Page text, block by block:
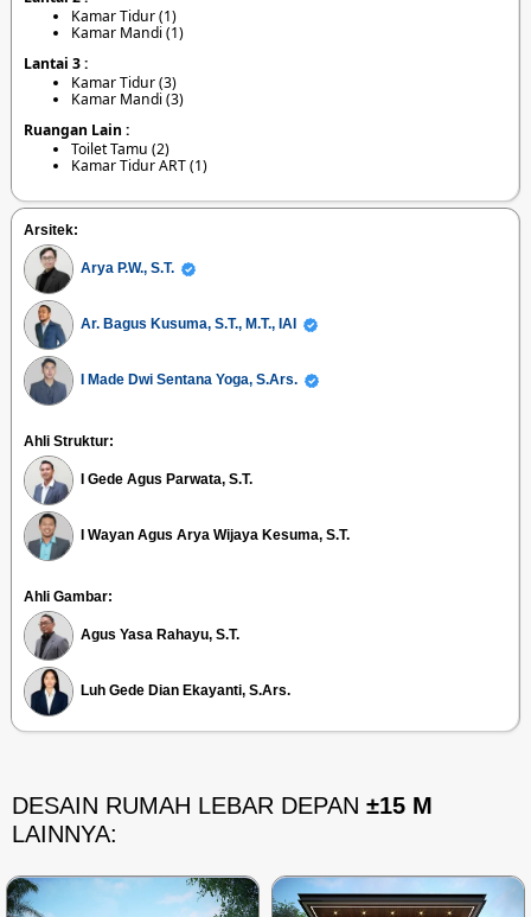
Kamar Tidur (1)
Kamar Mandi (1)
Lantai 3 :
Kamar Tidur (3)
Kamar Mandi (3)
Ruangan Lain :
Toilet Tamu (2)
Kamar Tidur ART (1)
Arsitek:
Arya P.W., S.T.
Ar. Bagus Kusuma, S.T., M.T., IAI
I Made Dwi Sentana Yoga, S.Ars.
Ahli Struktur:
I Gede Agus Parwata, S.T.
I Wayan Agus Arya Wijaya Kesuma, S.T.
Ahli Gambar:
Agus Yasa Rahayu, S.T.
Luh Gede Dian Ekayanti, S.Ars.
DESAIN RUMAH LEBAR DEPAN ±15 M
LAINNYA: